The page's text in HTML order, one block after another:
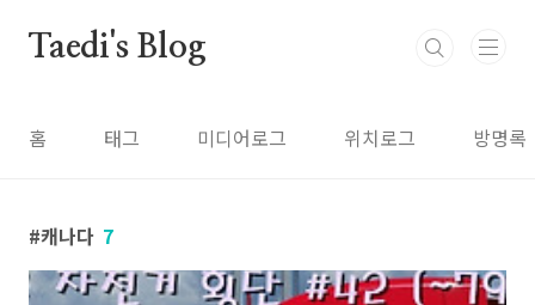
Taedi's Blog
홈 태그 미디어로그 위치로그 방명록
캐나다 7